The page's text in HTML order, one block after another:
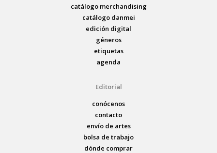
catálogo merchandising
catálogo danmei
edición digital
géneros
etiquetas
agenda
Editorial
conócenos
contacto
envío de artes
bolsa de trabajo
dónde comprar